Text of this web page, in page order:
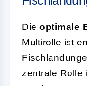
Die optimale
Multirolle ist
zentrale Rolle